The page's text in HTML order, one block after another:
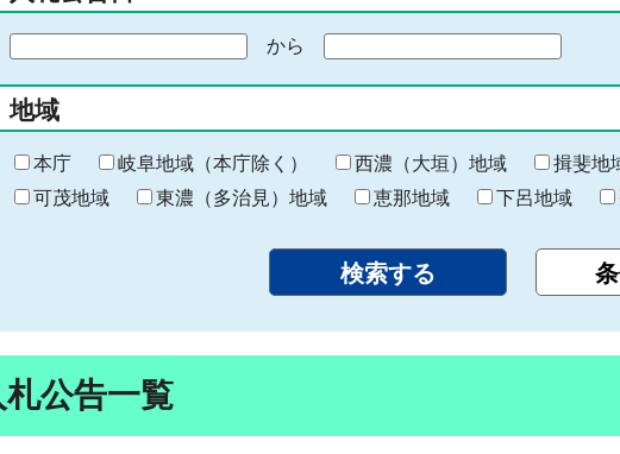
の
始
ま
り
から
終
わ
り
地域
本庁 岐阜地域（本庁除く） 西濃（大垣）地域 揖斐地
可茂地域
東濃（多治見）地域 恵那地域 下呂地域
札公告一覧